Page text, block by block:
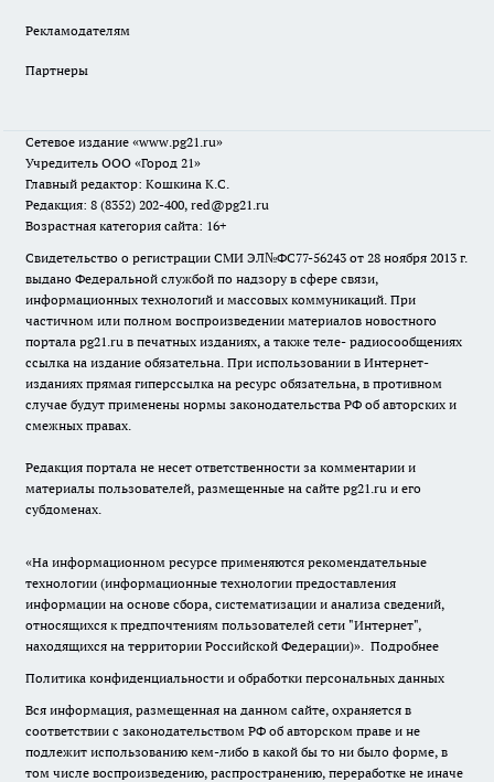
Рекламодателям
Партнеры
Сетевое издание «www.pg21.ru»
Учредитель ООО «Город 21»
Главный редактор: Кошкина К.С.
Редакция: 8 (8352) 202-400, red@pg21.ru
Возрастная категория сайта: 16+
Свидетельство о регистрации СМИ ЭЛ№ФС77-56243 от 28 ноября 2013 г.
выдано Федеральной службой по надзору в сфере связи,
информационных технологий и массовых коммуникаций. При
частичном или полном воспроизведении материалов новостного
портала pg21.ru в печатных изданиях, а также теле- радиосообщениях
ссылка на издание обязательна. При использовании в Интернет-
изданиях прямая гиперссылка на ресурс обязательна, в противном
случае будут применены нормы законодательства РФ об авторских и
смежных правах.
Редакция портала не несет ответственности за комментарии и
материалы пользователей, размещенные на сайте pg21.ru и его
субдоменах.
«На информационном ресурсе применяются рекомендательные
технологии (информационные технологии предоставления
информации на основе сбора, систематизации и анализа сведений,
относящихся к предпочтениям пользователей сети "Интернет",
находящихся на территории Российской Федерации)». Подробнее
Политика конфиденциальности и обработки персональных данных
Вся информация, размещенная на данном сайте, охраняется в
соответствии с законодательством РФ об авторском праве и не
подлежит использованию кем-либо в какой бы то ни было форме, в
том числе воспроизведению, распространению, переработке не иначе